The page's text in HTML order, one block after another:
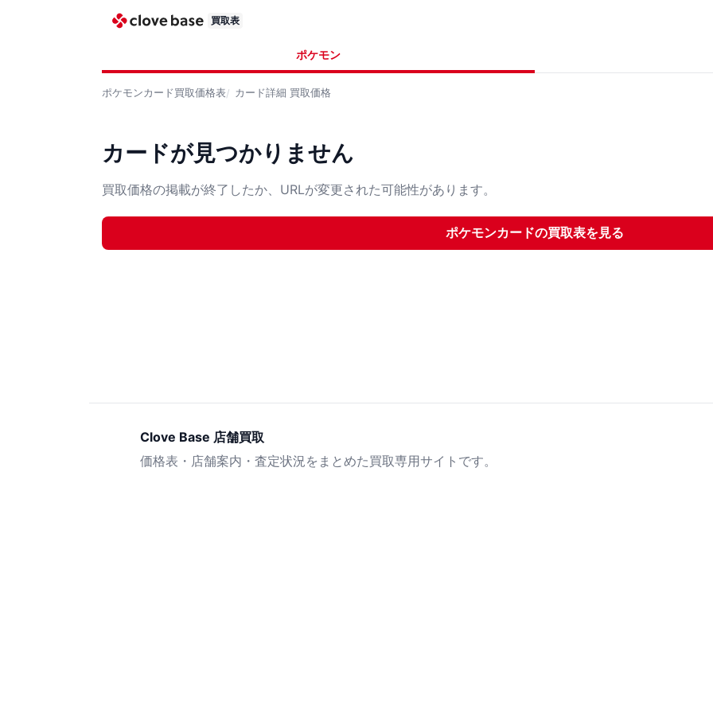
買取表
ポケモン
ポケモンカード買取価格表 カード詳細 買取価格
カードが見つかりません
買取価格の掲載が終了したか、URLが変更された可能性があります。
ポケモンカードの買取表を見る
Clove Base 店舗買取
価格表・店舗案内・査定状況をまとめた買取専用サイトです。